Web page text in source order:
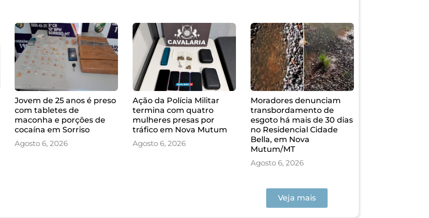
Jovem de 25 anos é preso
com tabletes de
maconha e porções de
cocaína em Sorriso
Agosto 6, 2026
Ação da Polícia Militar
termina com quatro
mulheres presas por
tráfico em Nova Mutum
Agosto 6, 2026
Moradores denunciam
transbordamento de
esgoto há mais de 30 dias
no Residencial Cidade
Bella, em Nova
Mutum/MT
Agosto 6, 2026
Veja mais